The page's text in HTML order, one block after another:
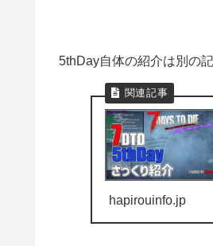
5thDay自体の紹介は別の
hapirouinfo.jp